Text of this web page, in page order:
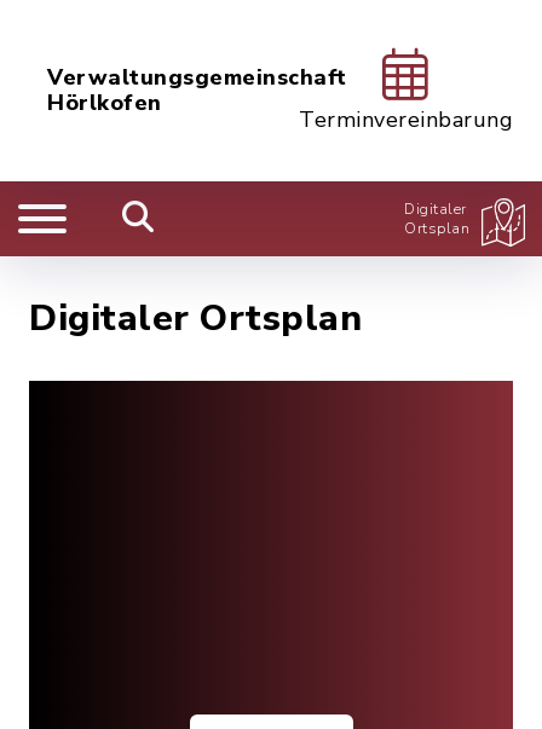
Verwaltungsgemeinschaft
Hörlkofen
Terminvereinbarung
Digitaler
Ortsplan
Digitaler Ortsplan